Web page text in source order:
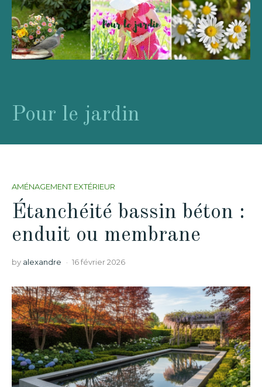
Pour le jardin
AMÉNAGEMENT EXTÉRIEUR
Étanchéité bassin béton :
enduit ou membrane
by alexandre 16 février 2026